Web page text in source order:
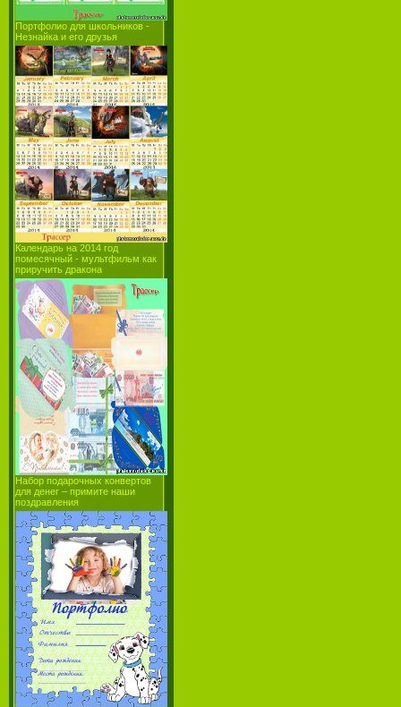
Портфолио для школьников -
Незнайка и его друзья
Календарь на 2014 год
помесячный - мультфильм как
приручить дракона
Набор подарочных конвертов
для денег – примите наши
поздравления